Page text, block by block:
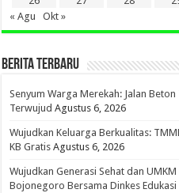
« Agu
Okt »
BERITA TERBARU
Senyum Warga Merekah: Jalan
Terwujud Agustus 6, 2026
Wujudkan Keluarga Berkualitas:
KB Gratis Agustus 6, 2026
Wujudkan Generasi Sehat dan
Bojonegoro Bersama Dinkes